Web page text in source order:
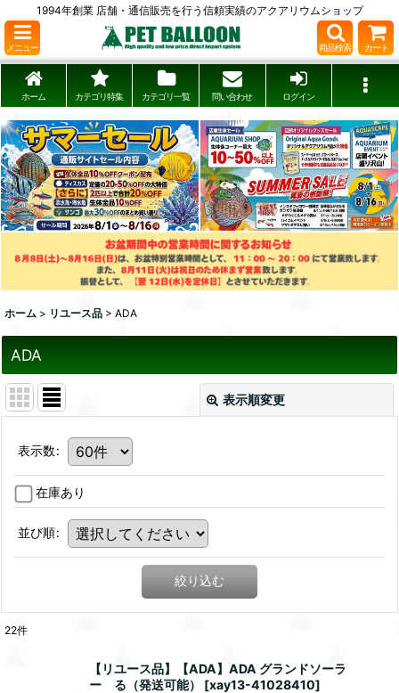
1994年創業 店舗・通信販売を行う信頼実績のアクアリウムショップ
メニュー 商品検索 カート
ホーム カテゴリ特集 カテゴリ一覧 問い合わせ ログイン
ホーム > リユース品 > ADA
ADA
表示順変更
表示数:
在庫あり
並び順:
絞り込む
22件
【リユース品】【ADA】ADA グランドソーラ
ー る（発送可能）
[xay13-41028410]